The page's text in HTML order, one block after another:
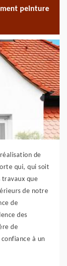
peinture
de
qui, qui soit
travaux que
de notre
de
des
de
à un